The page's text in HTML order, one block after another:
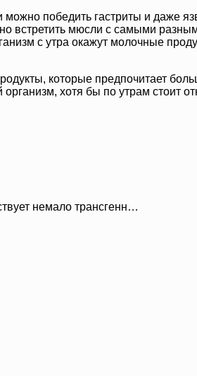
победить гастриты и даже
встретить мюсли с самыми
с утра окажут молочные
которые предпочитает
хотя бы по утрам стоит
немало трансгенн…